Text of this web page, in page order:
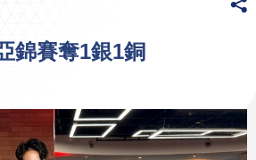
錦賽奪1銀1銅